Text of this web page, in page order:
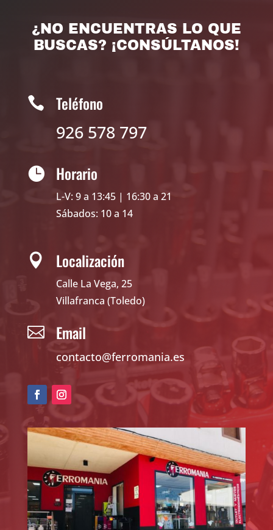
¿NO ENCUENTRAS LO QUE
BUSCAS? ¡CONSÚLTANOS!
 Teléfono
926 578 797
 Horario
L-V: 9 a 13:45 | 16:30 a 21
Sábados: 10 a 14
 Localización
Calle La Vega, 25
Villafranca (Toledo)
 Email
contacto@ferromania.es